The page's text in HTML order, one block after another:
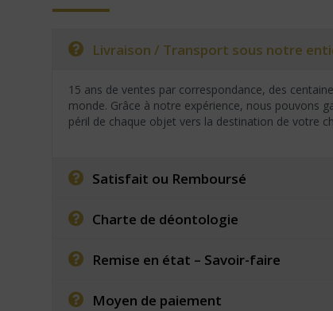
Livraison / Transport sous notre
15 ans de ventes par correspondance, des
monde. Grâce à notre expérience, nous pouvons
péril de chaque objet vers la destination de votre
Satisfait ou Remboursé
Charte de déontologie
Remise en état – Savoir-faire
Moyen de paiement